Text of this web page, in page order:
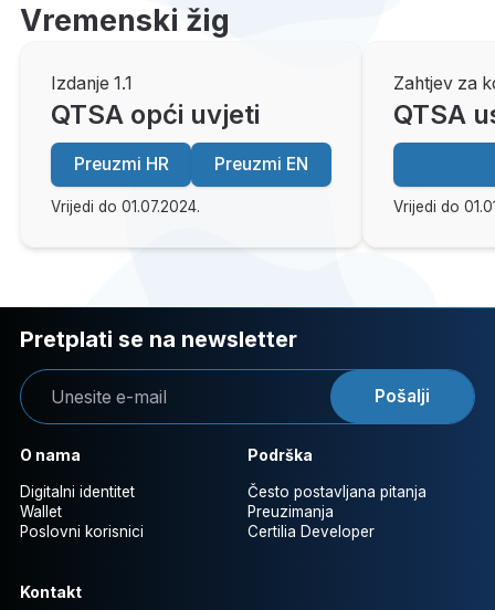
Vremenski žig
Izdanje 1.1
QTSA opći uvjeti
Preuzmi HR Preuzmi EN
Vrijedi do 01.07.2024.
Zahtjev za
QTSA
Vrijedi do
O nama
Digitalni identitet
Wallet
Poslovni korisnici
Podrška
Često postavljana pitanja
Preuzimanja
Certilia Developer
Kontakt
Pretplati se na newsletter
Pošalji